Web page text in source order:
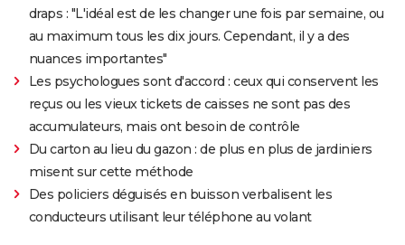
draps : "L'idéal est de les changer une fois par semaine, ou
au maximum tous les dix jours. Cependant, il y a des
nuances importantes"
Les psychologues sont d'accord : ceux qui conservent les
reçus ou les vieux tickets de caisses ne sont pas des
accumulateurs, mais ont besoin de contrôle
Du carton au lieu du gazon : de plus en plus de jardiniers
misent sur cette méthode
Des policiers déguisés en buisson verbalisent les
conducteurs utilisant leur téléphone au volant